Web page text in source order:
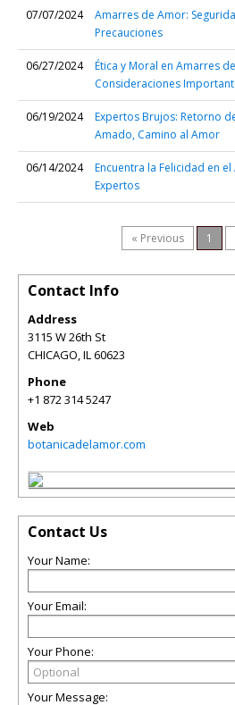
07/07/2024
Amarres de Amor:
Precauciones
06/27/2024
Ética y Moral en Amarres
Consideraciones
06/19/2024
Expertos Brujos: Retorno
Amado, Camino al Amor
06/14/2024
Encuentra la Felicidad en
Expertos
« Previous 1
Contact Info
Address
3115 W 26th St
CHICAGO,IL60623
Phone
+1 872 314 5247
Web
botanicadelamor.com
Contact Us
Your Name:
Your Email:
Your Phone:
Your Message: